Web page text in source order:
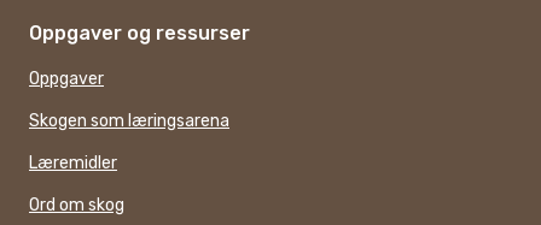
Oppgaver og ressurser
Oppgaver
Skogen som læringsarena
Læremidler
Ord om skog